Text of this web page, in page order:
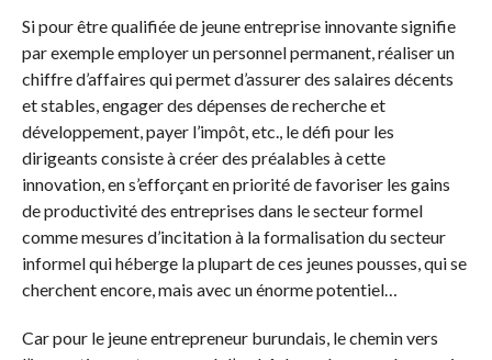
Si pour être qualifiée de jeune entreprise innovante signifie
par exemple employer un personnel permanent, réaliser un
chiffre d’affaires qui permet d’assurer des salaires décents
et stables, engager des dépenses de recherche et
développement, payer l’impôt, etc., le défi pour les
dirigeants consiste à créer des préalables à cette
innovation, en s’efforçant en priorité de favoriser les gains
de productivité des entreprises dans le secteur formel
comme mesures d’incitation à la formalisation du secteur
informel qui héberge la plupart de ces jeunes pousses, qui se
cherchent encore, mais avec un énorme potentiel…
Car pour le jeune entrepreneur burundais, le chemin vers